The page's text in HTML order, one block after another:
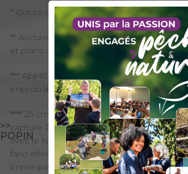
>>
POPIN
* Quota de 200 lavarets par an sur le Lac
** Aucune restriction de taille et quota dans
et plans d'eau de 1ère catégorie (hors Lac
*** Application de la taille et du quota
improbable de cette espèce
**** 25 cm sur tout le bassin de la Chaise
capture 25-30cm sur le Chéran : En aval
avec le Nant de Rosannaz (La Compôte)
fario inférieures à 25 cm ou supérieures à
immédiatement et à moindre dommage